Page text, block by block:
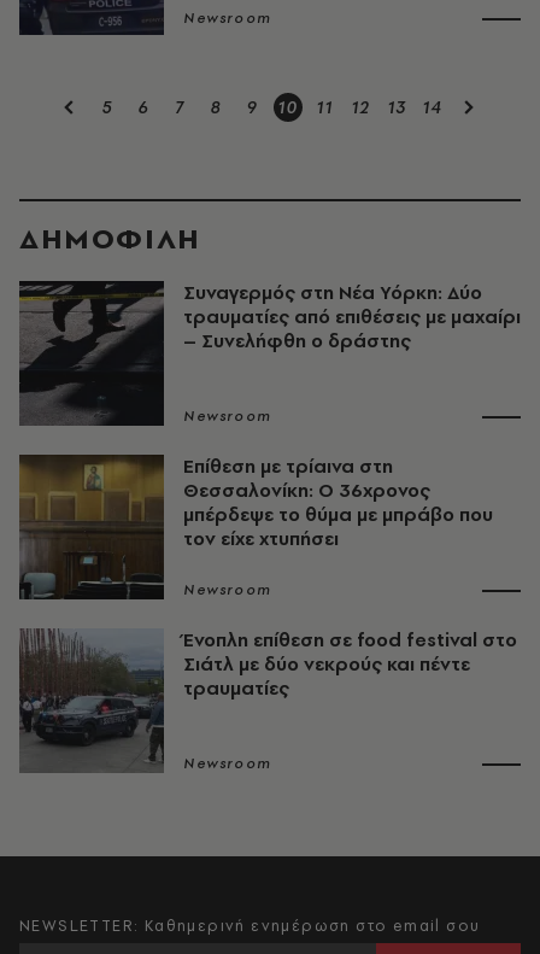
Newsroom
5 6 7 8 9 10 11 12 13 14
ΔΗΜΟΦΙΛΗ
Συναγερμός στη Νέα Υόρκη: Δύο
τραυματίες από επιθέσεις με μαχαίρι
– Συνελήφθη ο δράστης
Newsroom
Επίθεση με τρίαινα στη
Θεσσαλονίκη: Ο 36χρονος
μπέρδεψε το θύμα με μπράβο που
τον είχε χτυπήσει
Newsroom
Ένοπλη επίθεση σε food festival στο
Σιάτλ με δύο νεκρούς και πέντε
τραυματίες
Newsroom
NEWSLETTER: Καθημερινή ενημέρωση στο email σου